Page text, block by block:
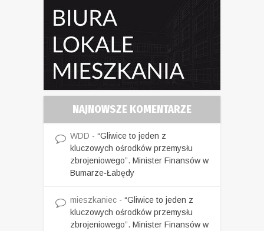
NAJNOWSZE KOMENTARZE
WDD - “Gliwice to jeden z
kluczowych ośrodków przemysłu
zbrojeniowego”. Minister Finansów w
Bumarze-Łabędy
mieszkaniec - “Gliwice to jeden z
kluczowych ośrodków przemysłu
zbrojeniowego”. Minister Finansów w